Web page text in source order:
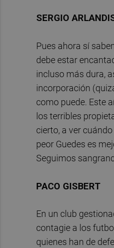
SERGIO
Pues ahora sí
debe estar
incluso más dura,
incorporación
como puede. Este
los terribles
cierto, a ver
peor Guedes es
Seguimos
PACO GISBERT
En un club
contagie a los
quienes han de